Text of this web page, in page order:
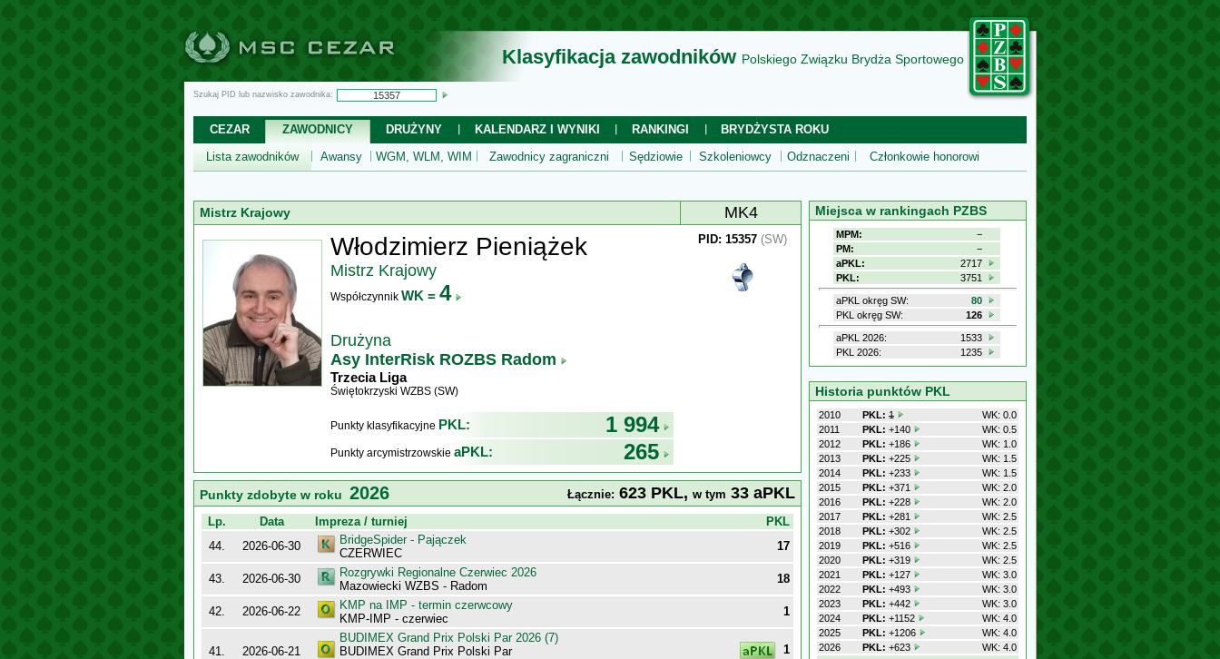
Klasyfikacja zawodników Polskiego Związku Brydża Sportowego
Szukaj PID lub nazwisko zawodnika:
CEZAR ZAWODNICY DRUŻYNY KALENDARZ I WYNIKI RANKINGI
BRYDŻYSTA ROKU
Lista zawodników
Awansy WGM, WLM, WIM Zawodnicy zagraniczni Sędziowie Szkoleniowcy Odznaczeni Członkowie honorowi
Mistrz Krajowy MK4
Włodzimierz Pieniążek
Mistrz Krajowy
Współczynnik WK = 4
Drużyna
Asy InterRisk ROZBS Radom
Trzecia Liga
Świętokrzyski WZBS (SW)
Punkty klasyfikacyjne PKL: 1 994
Punkty arcymistrzowskie aPKL: 265
PID: 15357 (SW)
Punkty zdobyte w roku 2026 Łącznie: 623 PKL, w tym 33 aPKL
Lp. Data Impreza / turniej
PKL
44.
2026-06-30
BridgeSpider - Pajączek
CZERWIEC
17
43. 2026-06-30
Rozgrywki Regionalne Czerwiec 2026
Mazowiecki WZBS - Radom
18
42. 2026-06-22
KMP na IMP - termin czerwcowy
KMP-IMP - czerwiec
1
41. 2026-06-21
BUDIMEX Grand Prix Polski Par 2026 (7)
BUDIMEX Grand Prix Polski Par
1
Miejsca w rankingach PZBS
MPM:
−
PM:
−
aPKL:
2717
PKL:
3751
aPKL okręg SW:
80
PKL okręg SW:
126
aPKL 2026:
1533
PKL 2026:
1235
Historia punktów PKL
2010 PKL: 1
WK: 0.0
2011
PKL: +140
WK: 0.5
2012
PKL: +186
WK: 1.0
2013
PKL: +225
WK: 1.5
2014
PKL: +233
WK: 1.5
2015
PKL: +371
WK: 2.0
2016
PKL: +228
WK: 2.0
2017
PKL: +281
WK: 2.5
2018
PKL: +302
WK: 2.5
2019
PKL: +516
WK: 2.5
2020
PKL: +319
WK: 2.5
2021
PKL: +127
WK: 3.0
2022
PKL: +493
WK: 3.0
2023
PKL: +442
WK: 3.0
2024
PKL: +1152
WK: 4.0
2025
PKL: +1206
WK: 4.0
2026
PKL: +623 WK: 4.0